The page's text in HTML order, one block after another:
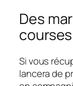
Des
courses
Si vous
lancera de